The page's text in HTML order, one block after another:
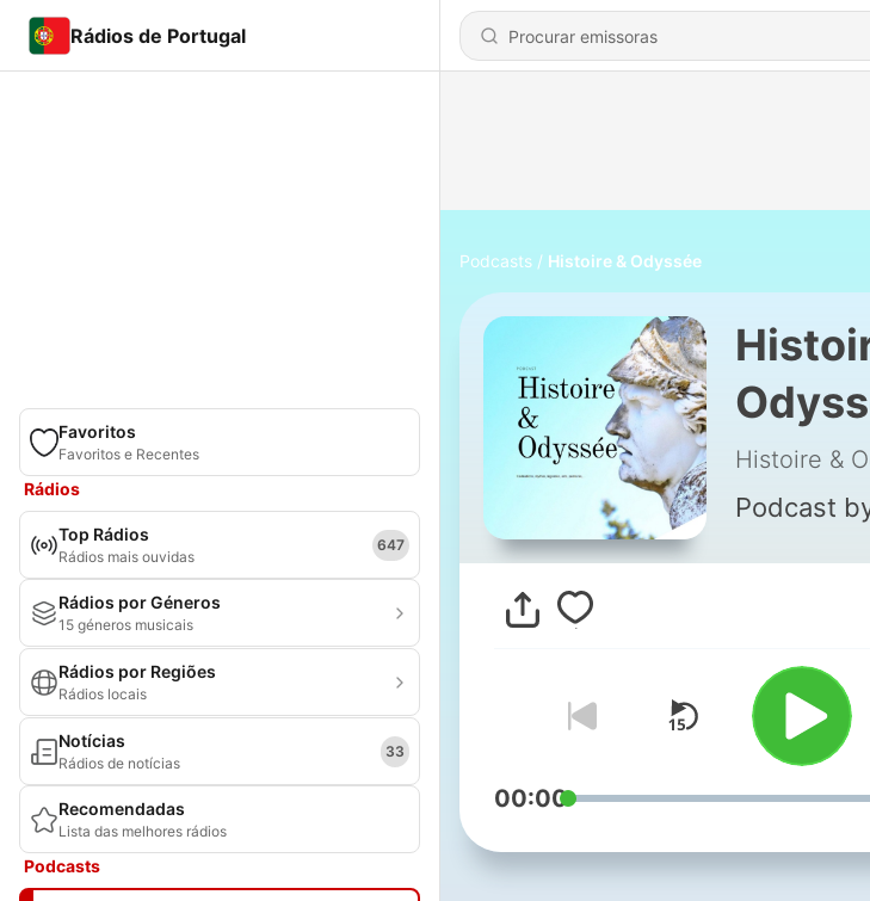
Rádios de Portugal
Favoritos
Favoritos e Recentes
Rádios
Top Rádios
Rádios mais ouvidas
647
Rádios por Géneros
15 géneros musicais
Rádios por Regiões
Rádios locais
Notícias
Rádios de notícias
33
Recomendadas
Lista das melhores rádios
Podcasts
Podcasts Histoire & Odyssée
Histoire &
Podcast
00:00